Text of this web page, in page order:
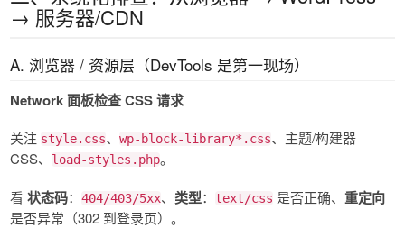
→ 服务器/CDN
A. 浏览器 / 资源层（DevTools 是第一现场）
Network 面板检查 CSS 请求
关注 style.css、 wp-block-library*.css、主题/构建器
CSS、
load-styles.php。
看 状态码： 404/403/5xx、 类型： text/css 是否正确、 重定向
是否异常（302 到登录页）。